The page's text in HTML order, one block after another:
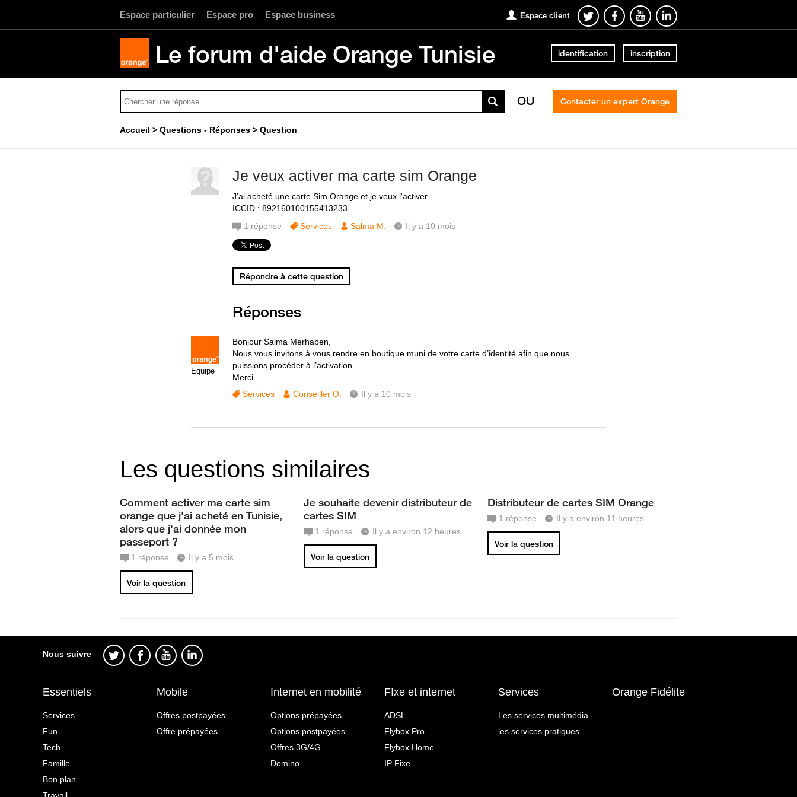
Espace particulier Espace pro Espace business Espace client
Le forum d'aide Orange Tunisie identification inscription
OU Contacter un expert Orange
Accueil Questions - Réponses Question
Je veux activer ma carte sim Orange
J'ai acheté une carte Sim Orange et je veux l'activer
ICCID : 892160100155413233
1 réponse Services Salma M. Il y a 10 mois
Répondre à cette question
Réponses
Equipe
Bonjour Salma Merhaben,
Nous vous invitons à vous rendre en boutique muni de votre carte d’identité afin que nous
puissions procéder à l’activation.
Merci.
Services
Conseiller O. Il y a 10 mois
Les questions similaires
Comment activer ma carte sim
orange que j'ai acheté en Tunisie,
alors que j'ai donnée mon
passeport ?
1 réponse Il y a 5 mois
Voir la question
Je souhaite devenir distributeur de
cartes SIM
1 réponse Il y a environ 12 heures
Voir la question
Distributeur de cartes SIM Orange
1 réponse Il y a environ 11 heures
Voir la question
Nous suivre
Essentiels
Services
Fun
Tech
Famille
Bon plan
Mobile
Offres postpayées
Offre prépayées
Internet en mobilité
Options prépayées
Options postpayées
Offres 3G/4G
Domino
FIxe et internet
ADSL
Flybox Pro
Flybox Home
IP Fixe
Services
Les services multimédia
les services pratiques
Orange Fidélite